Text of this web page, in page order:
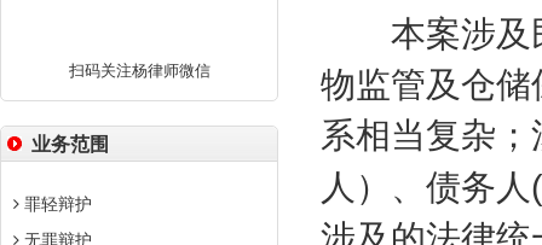
扫码关注杨律师微信
业务范围
罪轻辩护
无罪辩护
本案涉及民
物监管及仓
系相当复杂
人）、债务人 (